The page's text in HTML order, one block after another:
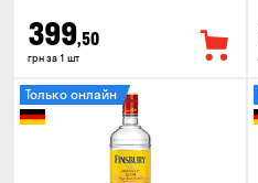
399,50
грн за 1 шт
Только онлайн